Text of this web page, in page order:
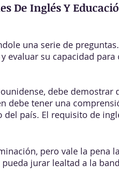
De Inglés Y
una serie de
evaluar su capacidad para
debe demostrar
debe tener una
país. El requisito de
pero vale la pena
jurar lealtad a la